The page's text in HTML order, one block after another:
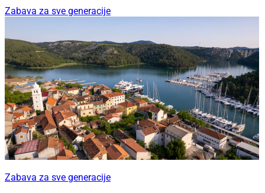
Zabava za sve generacije
Zabava za sve generacije